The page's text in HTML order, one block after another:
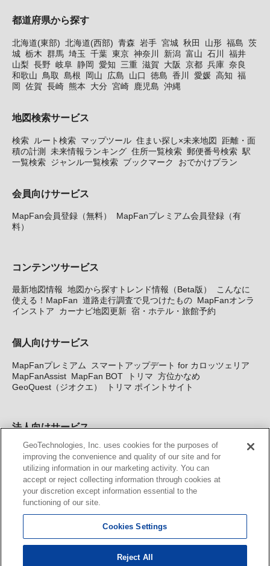
都道府県から探す
北海道(東部) 北海道(西部) 青森 岩手 宮城 秋田 山形 福島 茨
城 栃木 群馬 埼玉 千葉 東京 神奈川 新潟 富山 石川
福井
山梨 長野 岐阜 静岡 愛知 三重 滋賀 大阪 京都 兵庫 奈良
和歌山
鳥取 島根 岡山 広島 山口 徳島 香川 愛媛 高知 福
岡
佐賀 長崎 熊本 大分 宮崎 鹿児島 沖縄
地図検索サービス
検索 ルート検索 マップツール 住まい探し×未来地図
距離・面
積の計測 未来情報ランキング 住所一覧検索 郵便番号検索 駅
一覧検索 ジャンル一覧検索 ブックマーク おでかけプラン
会員向けサービス
MapFan会員登録（無料）
MapFanプレミアム会員登録（有
料）
コンテンツサービス
最新地図情報 地図から探すトレンド情報（Beta版）
こんなに
使える！MapFan 道路走行調査で見つけたもの MapFanオンラ
インストア
カーナビ地図更新 宿・ホテル・旅館予約
個人向けサービス
MapFanプレミアム
スマートアップデート for カロッツェリア
MapFanAssist MapFan BOT トリマ 方位かなめ
GeoQuest（ジオクエ）
トリマ ポイントサイト
法人向けサービス
法人向け地図・位置情報サービス WEBサイト・システム向け地
図API Windows PC向け地図開発キット MapFan DB 住所確認
サービス
MAP WORLD+ トリマ広告 Geo-Research
カーナビ地図更新サービス
MapFan スマートメンバーズ カロッツェリア地図割プラス
KENWOOD MapFan Club
GeoTechnologies, Inc. uses cookies for the purposes of
improving the convenience and quality of our site and for
utilizing information in our marketing activity. You can
accept or reject collecting information through cookies at
your discretion except information essential to the
functioning of our site.
Cookies Settings
Reject All